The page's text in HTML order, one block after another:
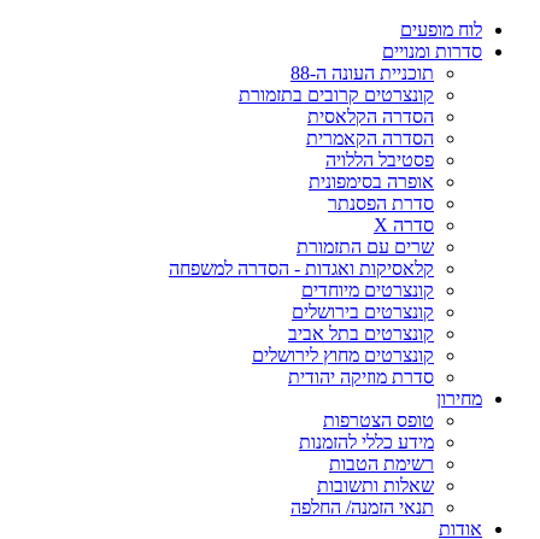
מופעים
ומנויים
תוכניית העונה ה-88
קונצרטים קרובים בתזמורת
הסדרה הקלאסית
הסדרה הקאמרית
פסטיבל הללויה
אופרה בסימפונית
סדרת הפסנתר
שרים עם התזמורת
קלאסיקות ואגדות - הסדרה למשפחה
קונצרטים מיוחדים
קונצרטים בירושלים
קונצרטים בתל אביב
קונצרטים מחוץ לירושלים
סדרת מוזיקה יהודית
טופס הצטרפות
מידע כללי להזמנות
רשימת הטבות
שאלות ותשובות
תנאי הזמנה/ החלפה